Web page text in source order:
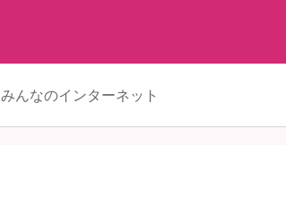
みんなのインターネット